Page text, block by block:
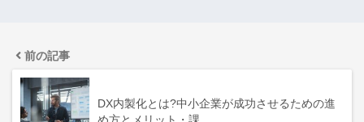
前の記事
DX内製化とは?中小企業が成功させるための進